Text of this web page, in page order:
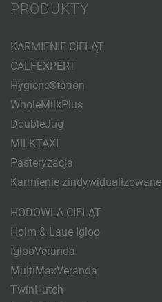
PRODUKTY
KARMIENIE CIELĄT
CALFEXPERT
HygieneStation
WholeMilkPlus
DoubleJug
MILKTAXI
Pasteryzacja
Karmienie zindywidualizowane
HODOWLA CIELĄT
Holm & Laue Igloo
IglooVeranda
MultiMaxVeranda
TwinHutch